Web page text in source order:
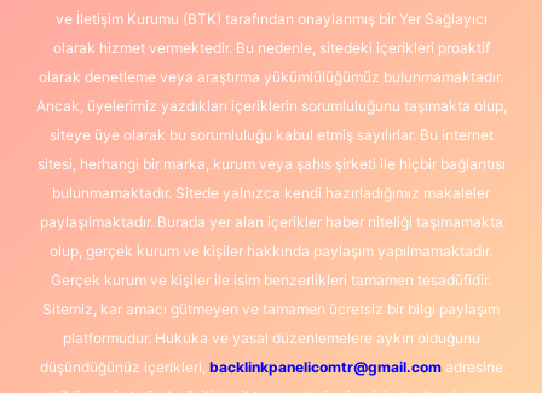
ve İletişim Kurumu (BTK) tarafından onaylanmış bir Yer Sağlayıcı
olarak hizmet vermektedir. Bu nedenle, sitedeki içerikleri proaktif
olarak denetleme veya araştırma yükümlülüğümüz bulunmamaktadır.
Ancak, üyelerimiz yazdıkları içeriklerin sorumluluğunu taşımakta olup,
siteye üye olarak bu sorumluluğu kabul etmiş sayılırlar. Bu internet
sitesi, herhangi bir marka, kurum veya şahıs şirketi ile hiçbir bağlantısı
bulunmamaktadır. Sitede yalnızca kendi hazırladığımız makaleler
paylaşılmaktadır. Burada yer alan içerikler haber niteliği taşımamakta
olup, gerçek kurum ve kişiler hakkında paylaşım yapılmamaktadır.
Gerçek kurum ve kişiler ile isim benzerlikleri tamamen tesadüfidir.
Sitemiz, kar amacı gütmeyen ve tamamen ücretsiz bir bilgi paylaşım
platformudur. Hukuka ve yasal düzenlemelere aykırı olduğunu
düşündüğünüz içerikleri, backlinkpanelicomtr@gmail.comadresine